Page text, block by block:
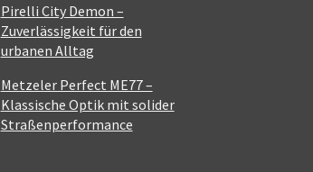
Pirelli City Demon –
Zuverlässigkeit für den
urbanen Alltag
Metzeler Perfect ME77 –
Klassische Optik mit solider
Straßenperformance